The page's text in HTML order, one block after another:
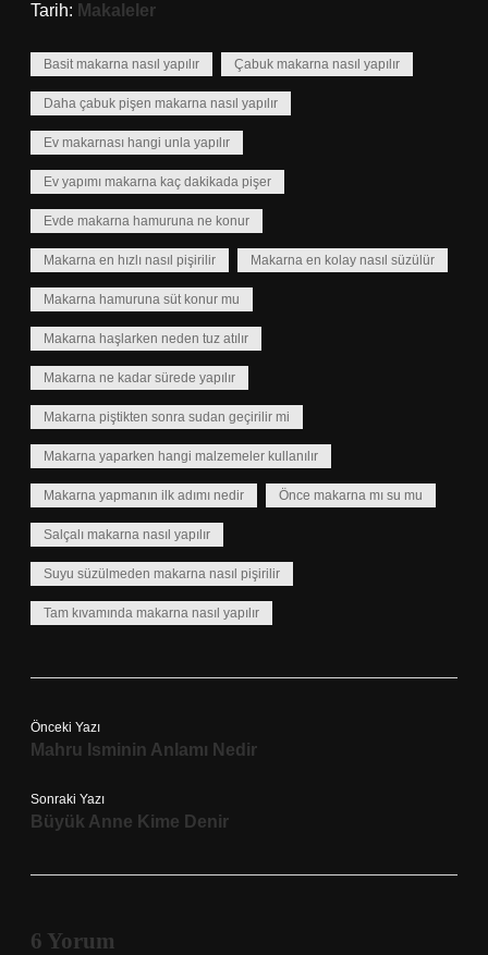
Tarih: Makaleler
Basit makarna nasıl yapılır Çabuk makarna nasıl yapılır
Daha çabuk pişen makarna nasıl yapılır
Ev makarnası hangi unla yapılır
Ev yapımı makarna kaç dakikada pişer
Evde makarna hamuruna ne konur
Makarna en hızlı nasıl pişirilir Makarna en kolay nasıl süzülür
Makarna hamuruna süt konur mu
Makarna haşlarken neden tuz atılır
Makarna ne kadar sürede yapılır
Makarna piştikten sonra sudan geçirilir mi
Makarna yaparken hangi malzemeler kullanılır
Makarna yapmanın ilk adımı nedir Önce makarna mı su mu
Salçalı makarna nasıl yapılır
Suyu süzülmeden makarna nasıl pişirilir
Tam kıvamında makarna nasıl yapılır
Önceki Yazı
Mahru Isminin Anlamı Nedir
Sonraki Yazı
Büyük Anne Kime Denir
6 Yorum